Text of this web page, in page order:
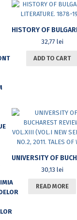
32,77 lei
ADD TO CART
30,13 lei
READ MORE